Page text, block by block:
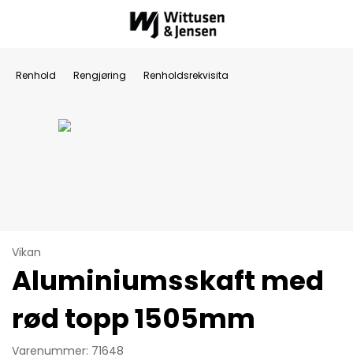
Renhold Rengjøring Renholdsrekvisita
Vikan
Aluminiumsskaft med
rød topp 1505mm
Varenummer: 71648